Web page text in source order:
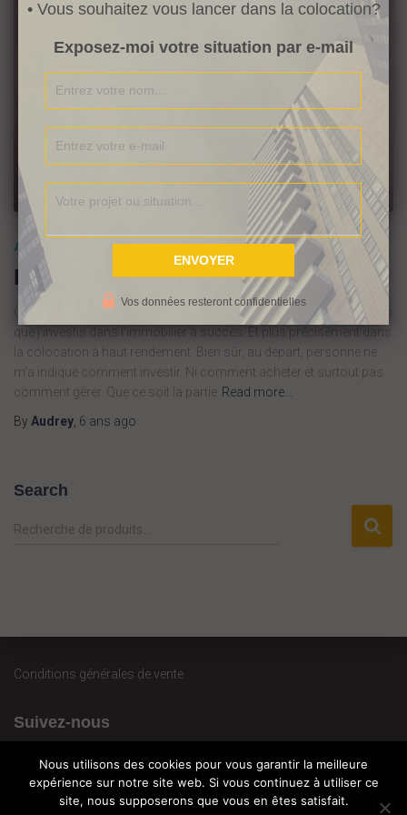
ARTICLE
Investir lorsqu’on est une femme
Comment investir lorsqu’on est une femme Cela fait plus de 11 ans
que j’investis dans l’immobilier à succès. Et plus précisément dans
la colocation à haut rendement. Bien sûr, au départ, personne ne
m’a indiqué comment investir. Ni comment acheter et surtout pas
comment gérer. Que ce soit la partie Read more…
By Audrey, 6 ans ago
Search
R
e
o
u
Recherche de produits…
Conditions générales de vente
Suivez-nous
Nous utilisons des cookies pour vous garantir la meilleure
expérience sur notre site web. Si vous continuez à utiliser ce
site, nous supposerons que vous en êtes satisfait.
• Vous souhaitez vous lancer dans la colocation?
Exposez-moi votre situation par e-mail
Vos données resteront confidentielles